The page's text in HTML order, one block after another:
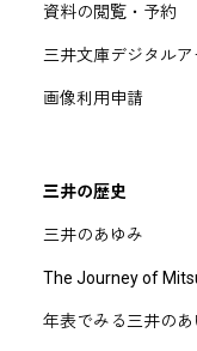
資料の閲覧・予約
三井文庫デジタル
画像利用申請
三井の歴史
三井のあゆみ
The Journey of
年表でみる三井のあ